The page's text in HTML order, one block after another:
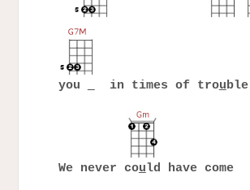
you in times of trouble
We never could have come